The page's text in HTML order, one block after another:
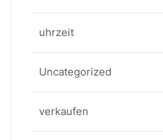
uhrzeit
Uncategorized
verkaufen